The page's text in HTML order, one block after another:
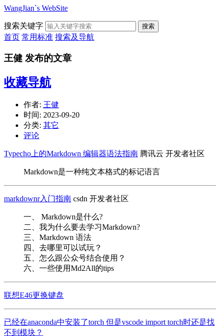
WangJian`s WebSite
搜索关键字 搜索
首页 常用标准 搜索及导航
王健 发布的文章
收藏导航
作者: 王健
时间: 2023-09-20
分类: 其它
评论
Typecho上的Markdown 编辑器语法指南 腾讯云 开发者社区
Markdown是一种纯文本格式的标记语言
markdownr入门指南 csdn 开发者社区
一、 Markdown是什么?
二、我为什么要去学习Markdown?
三、Markdown 语法
四、去哪里可以试玩？
五、怎么跟公众号结合使用？
六、一些使用Md2All的tips
联想E46更换键盘
已经在anaconda中安装了torch 但是vscode import torch时还是找
不到模块？